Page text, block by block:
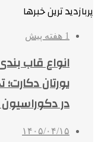
پربازدید ترین خبرها
1 هفته پیش
انواع قاب
یورتان
در
۱۴۰۵/۰۴/۱۵